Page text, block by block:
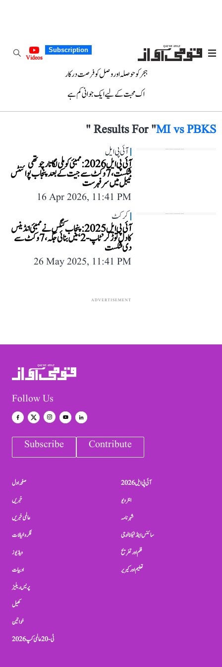
Subscription
Videos
ہجر کو حوصلہ اور وصل کو فرصت درکار
اک محبت کے لیے ایک جوانی کم ہے
Results For "MI vs PBKS
"
آئی پی ایل
آئی پی ایل 2026: ممبئی کو ملی لگاتار چوتھی
شکست، 7 وکٹ سے جیت کے بعد پنجاب پوائنٹس
ٹیبل میں سرفہرست
16 Apr 2026, 11:41 PM
کرکٹ
آئی پی ایل 2025: پنجاب کنگس نے ممبئی انڈینس
کا دل توڑ کر ’ٹاپ-2‘ میں بنائی جگہ، 7 وکٹ سے
دی شکست
26 May 2025, 11:41 PM
ADVERTISEMENT
Follow Us
Subscribe Contribute
صفحہ اول
خبریں
عالمی خبریں
فکر و خیالات
ویڈیوز
ادبیات
پریس ریلیز
کھیل
خواتین
ٹی-20 عالمی کپ 2026
آئی پی ایل 2026
انٹرویو
شہرنامہ
سائنس اینڈ ٹیکنالوجی
فلم اور تفریح
تعلیم اور کیریر